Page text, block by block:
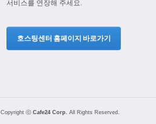
서비스를 연장해 주세요.
호스팅센터 홈페이지 바로가기
Copyright ⓒ Cafe24 Corp. All Rights Reserved.